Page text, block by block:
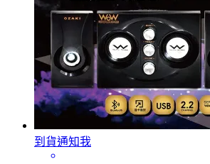
到貨通知我